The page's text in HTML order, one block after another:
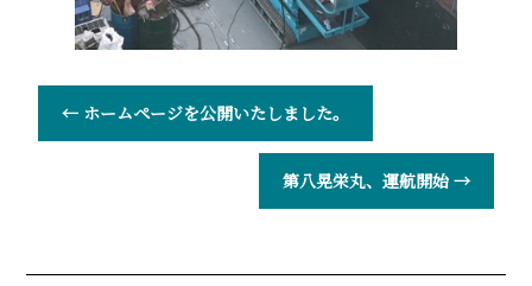
← ホームページを公開いたしました。
第八晃栄丸、運航開始 →